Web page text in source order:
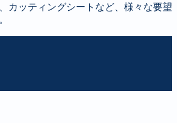
カッティングシートなど、様々な要望